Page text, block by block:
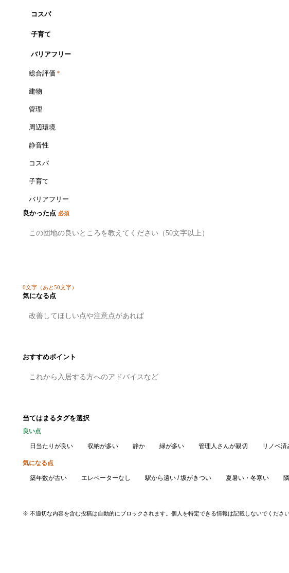
コスパ
子育て
バリアフリー
総合評価 *
建物
管理
周辺環境
静音性
コスパ
子育て
バリアフリー
良かった点 必須
0文字 （あと50文字）
気になる点
おすすめポイント
当てはまるタグを選択
良い点
日当たりが良い 収納が多い 静か 緑が多い 管理人さんが親切 リノベ済
気になる点
築年数が古い エレベーターなし 駅から遠い / 坂がきつい 夏暑い・冬寒い
※ 不適切な内容を含む投稿は自動的にブロックされます。個人を特定できる情報は記載しないでください